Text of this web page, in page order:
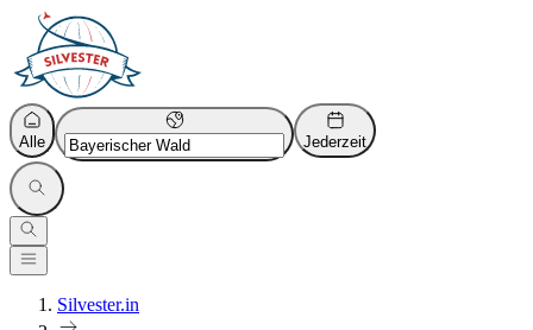
Alle Jederzeit
Silvester.in